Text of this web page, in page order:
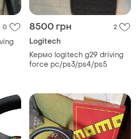
0 8500 грн 2
Logitech
Кермо logitech g29 driving
force pc/ps3/ps4/ps5